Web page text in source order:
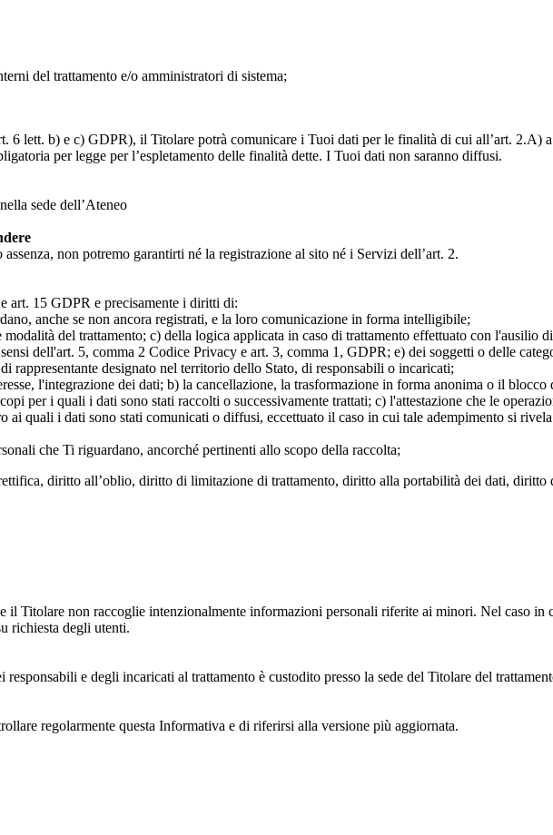
del trattamento e/o amministratori di sistema;
6 lett. b) e c) GDPR), il Titolare potrà comunicare i Tuoi dati per le finalità di cui all’art. 2.A)
per legge per l’espletamento delle finalità dette. I Tuoi dati non saranno diffusi.
sede dell’Ateneo
non potremo garantirti né la registrazione al sito né i Servizi dell’art. 2.
art. 15 GDPR e precisamente i diritti di:
anche se non ancora registrati, e la loro comunicazione in forma intelligibile;
del trattamento; c) della logica applicata in caso di trattamento effettuato con l'ausilio
dell'art. 5, comma 2 Codice Privacy e art. 3, comma 1, GDPR; e) dei soggetti o delle
rappresentante designato nel territorio dello Stato, di responsabili o incaricati;
l'integrazione dei dati; b) la cancellazione, la trasformazione in forma anonima o il
per i quali i dati sono stati raccolti o successivamente trattati; c) l'attestazione che le
ai quali i dati sono stati comunicati o diffusi, eccettuato il caso in cui tale adempimento si
che Ti riguardano, ancorché pertinenti allo scopo della raccolta;
diritto all’oblio, diritto di limitazione di trattamento, diritto alla portabilità dei dati, diritto
il Titolare non raccoglie intenzionalmente informazioni personali riferite ai minori. Nel caso
richiesta degli utenti.
e degli incaricati al trattamento è custodito presso la sede del Titolare del
regolarmente questa Informativa e di riferirsi alla versione più aggiornata.